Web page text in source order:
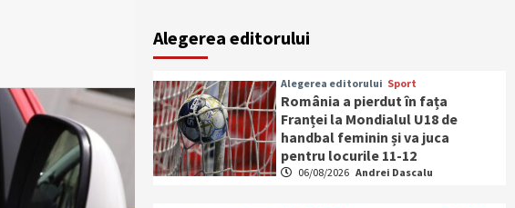
Alegerea editorului
Alegerea editorului Sport
România a pierdut în fața
Franței la Mondialul U18 de
handbal feminin și va juca
pentru locurile 11-12
06/08/2026 Andrei Dascalu